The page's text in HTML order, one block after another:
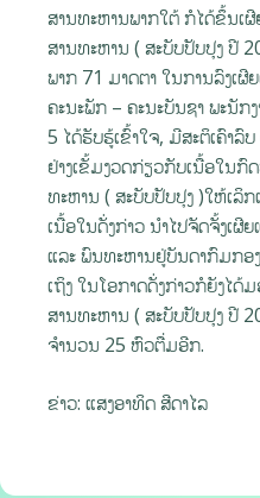
ສານທະຫານພາກໃຕ້ ກໍໄດ້ຂຶ້ນເ
ສານທະຫານ ( ສະບັບປັບປຸງ ປີ
ພາກ 71 ມາດຕາ ໃນການລົງເຜີ
ຄະນະພັກ – ຄະນະບັນຊາ ພະນັ
5 ໄດ້ຮັບຮູ້ເຂົ້າໃຈ, ມີສະຕິເຄົາລົ
ຢ່າງເຂັ້ມງວດກ່ຽວກັບເນື້ອໃນກົ
ທະຫານ ( ສະບັບປັບປຸງ )ໃຫ້ເລິກ
ເນື້ອໃນດັ່ງກ່າວ ນຳໄປຈັດຈັ້ງເຜີ
ແລະ ພົນທະຫານຢູ່ບັນດາກົມກອ
ເຖິງ ໃນໂອກາດດັ່ງກ່າວກໍຍັງໄ
ສານທະຫານ ( ສະບັບປັບປຸງ ປີ
ຈຳນວນ 25 ຫົວຕື່ມອີກ.
ຂ່າວ: ແສງອາທິດ ສີດາໄລ